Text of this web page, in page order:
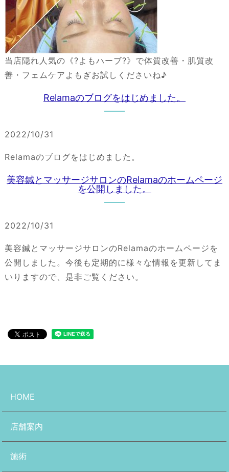
当店隠れ人気の《?よもハーブ?》で体質改善・肌質改
善・フェムケアよもぎお試しくださいね♪
Relamaのブログをはじめました。
2022/10/31
Relamaのブログをはじめました。
美容鍼とマッサージサロンのRelamaのホームページ
を公開しました。
2022/10/31
美容鍼とマッサージサロンのRelamaのホームページを
公開しました。今後も定期的に様々な情報を更新してま
いりますので、是非ご覧ください。
HOME
店舗案内
施術